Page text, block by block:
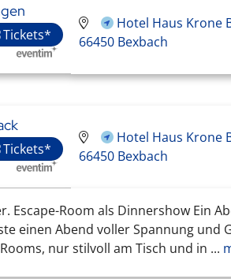
Tickets*
Hotel Haus Krone
66450 Bexbach
Tickets*
Hotel Haus Krone
66450 Bexbach
Escape-Room als Dinnershow Ein
einen Abend voller Spannung und
nur stilvoll am Tisch und in ...